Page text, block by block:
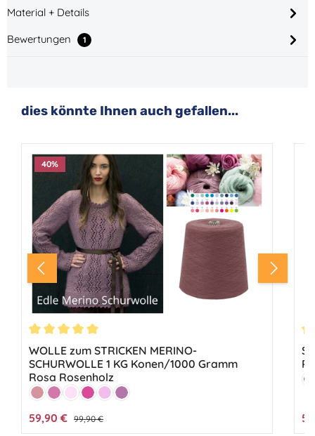
Material + Details
Bewertungen
1
Produktgalerie überspringen
dies könnte Ihnen auch gefallen...
40%
Durchschnittliche Bewertung von 5 von 5 Sternen
WOLLE zum STRICKEN MERINO-
SCHURWOLLE 1 KG Konen/1000 Gramm
Rosa Rosenholz
Farbe:
AltrosaErikaHellrosa
PinkRosaRosenholz
Verkaufspreis:
59,90 € Regulärer Preis:
99,90 €